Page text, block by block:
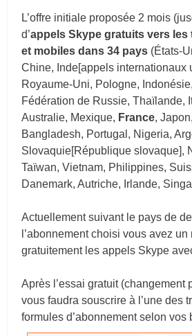
L’offre initiale proposée 2 mois
d’appels Skype gratuits vers les
et mobiles dans 34 pays (États-
Chine, Inde[appels internationaux
Royaume-Uni, Pologne,
Fédération de Russie, Thaïlande,
Australie, Mexique, France,
Bangladesh, Portugal, Nigeria,
Slovaquie[République slovaque],
Taïwan, Vietnam, Philippines,
Danemark, Autriche, Irlande,
Actuellement suivant le pays de
l’abonnement choisi vous avez
gratuitement les appels Skype
Après l’essai gratuit (changement
vous faudra souscrire à l’une des
formules d’abonnement selon vos